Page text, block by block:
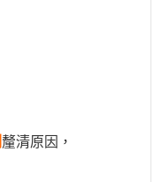
釐清原因，